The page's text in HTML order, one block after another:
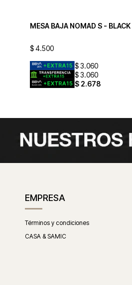
MESA BAJA NOMAD S - BLACK
$4.500
$3.060
$3.060
$ 2.678
EMPRESA
Términos y condiciones
CASA & SAMIC